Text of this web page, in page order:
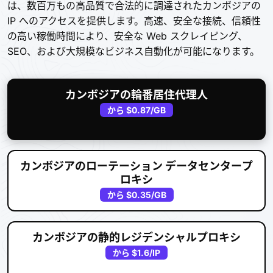
は、数百万もの高品質で合法的に調達されたカンボジアの
IP へのアクセスを提供します。高速、安全な接続、信頼性
の高い稼働時間により、安全な Web スクレイピング、
SEO、および大規模なビジネス自動化が可能になります。
カンボジアの輪番居住代理人
から $0.87/GB
カンボジアのローテーション データセンタープ
ロキシ
から $0.35/GB
カンボジアの静的レジデンシャルプロキシ
から $1.6/IP